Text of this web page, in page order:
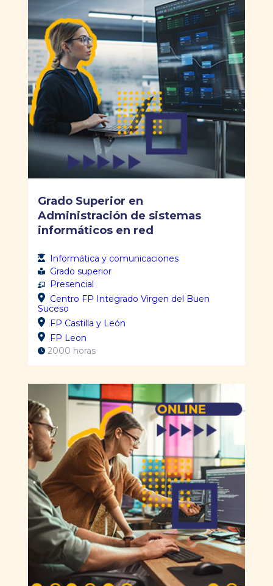
Grado Superior en
Administración de sistemas
informáticos en red
Informática y comunicaciones
Grado superior
Presencial
Centro FP Integrado Virgen del Buen
Suceso
FP Castilla y León
FP Leon
2000 horas